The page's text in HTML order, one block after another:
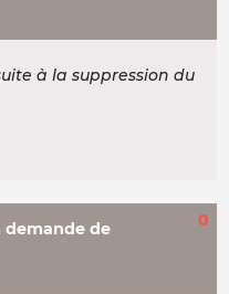
à la suppression du
demande de
0